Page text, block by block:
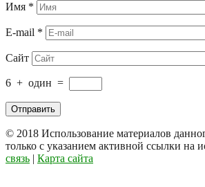
Имя *
E-mail *
Сайт
6 + один =
© 2018 Использование материалов
только с указанием активной ссылки на
связь | Карта сайта